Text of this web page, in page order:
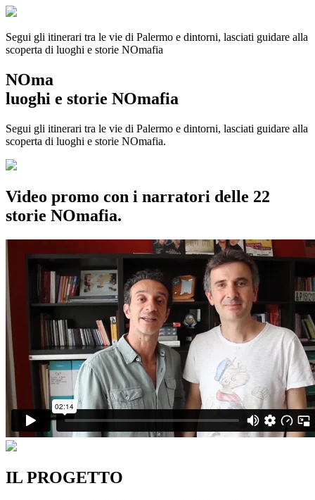
Segui gli itinerari tra le vie di Palermo e dintorni, lasciati guidare alla
scoperta di luoghi e storie NOmafia
NOma
luoghi e storie NOmafia
Segui gli itinerari tra le vie di Palermo e dintorni, lasciati guidare alla
scoperta di luoghi e storie NOmafia.
Video promo con i narratori delle 22
storie NOmafia.
IL PROGETTO